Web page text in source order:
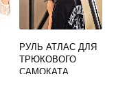
РУЛЬ АТЛАС ДЛЯ
ТРЮКОВОГО
САМОКАТА